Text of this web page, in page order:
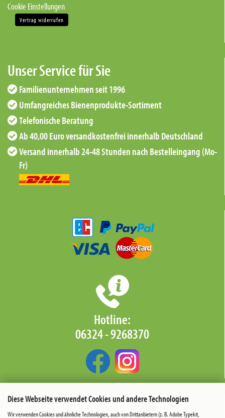
Diese Webseite verwendet Cookies und andere Technologien
Wir verwenden Cookies und ähnliche Technologien, auch von Drittanbietern (z. B. Adobe Typekit,
Cookie Einstellungen
Vertrag widerrufen
Unser Service für Sie
Familienunternehmen seit 1996
Umfangreiches Bienenprodukte-Sortiment
Telefonische Beratung
Ab 40,00 Euro versandkostenfrei innerhalb Deutschland
Versand innerhalb 24-48 Stunden nach Bestelleingang (Mo-
Fr)
Hotline:
06324 - 9268370‬
Newsletter-Anmeldung